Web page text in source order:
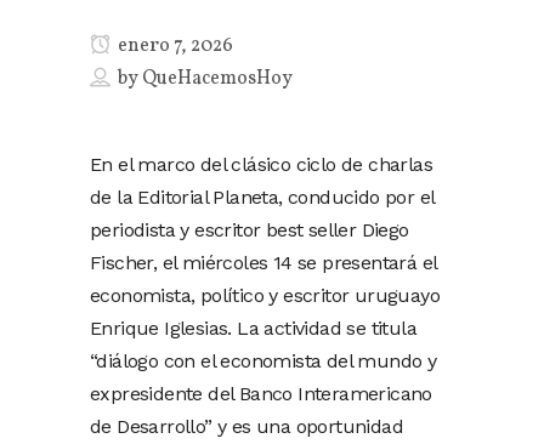
enero 7, 2026
byQueHacemosHoy
En el marco del clásico ciclo de charlas
de la Editorial Planeta, conducido por el
periodista y escritor best seller Diego
Fischer, el miércoles 14 se presentará el
economista, político y escritor uruguayo
Enrique Iglesias. La actividad se titula
“diálogo con el economista del mundo y
expresidente del Banco Interamericano
de Desarrollo” y es una oportunidad